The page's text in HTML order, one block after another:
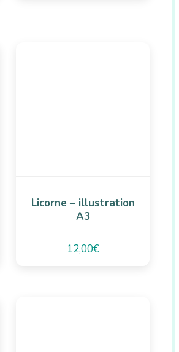
Licorne – illustration
A3
12,00€